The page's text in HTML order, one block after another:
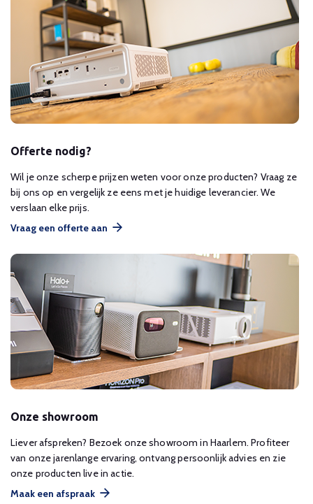
Offerte nodig?
Wil je onze scherpe prijzen weten voor onze producten? Vraag ze
bij ons op en vergelijk ze eens met je huidige leverancier. We
verslaan elke prijs.
Vraag een offerte aan
Onze showroom
Liever afspreken? Bezoek onze showroom in Haarlem. Profiteer
van onze jarenlange ervaring, ontvang persoonlijk advies en zie
onze producten live in actie.
Maak een afspraak